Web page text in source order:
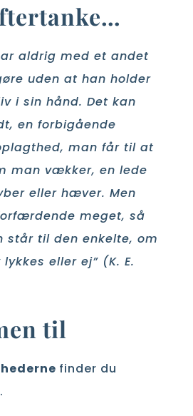
aldrig med et andet
uden at han holder
i sin hånd. Det kan
en forbigående
man får til at
man vækker, en lede
eller hæver. Men
meget, så
står til den enkelte, om
eller ej” (K. E.
til
finder du